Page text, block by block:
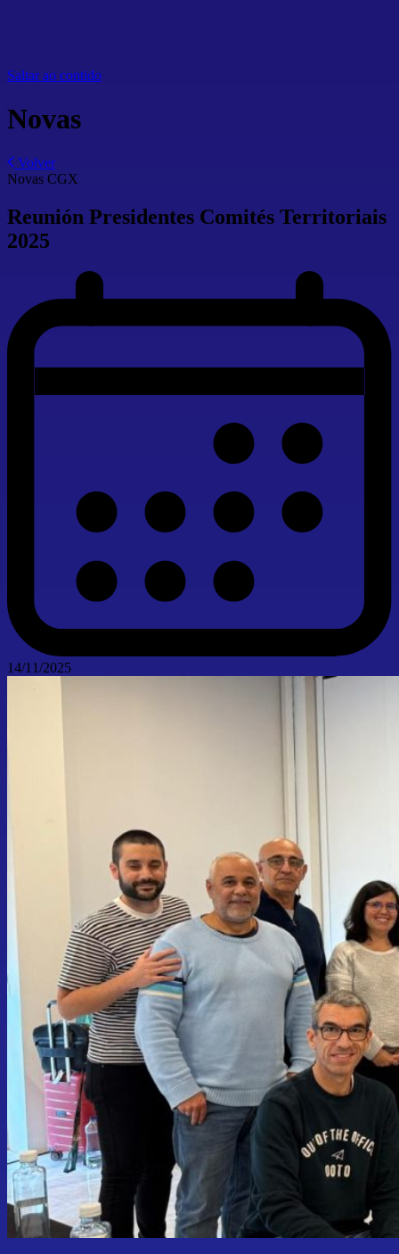
Saltar ao contido
Novas
Volver
Novas CGX
Reunión Presidentes Comités Territoriais
2025
14/11/2025